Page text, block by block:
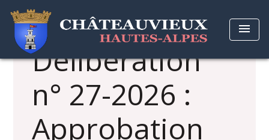
menu
Délibération
n° 27-2026 :
Approbation